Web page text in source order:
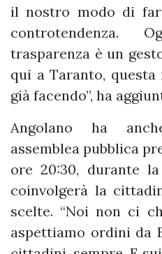
il nostro modo di
controtendenza.
trasparenza è un
qui a Taranto,
già facendo”, ha
Angolano ha
assemblea pubblica
ore 20:30, durante
coinvolgerà la
scelte. “Noi non ci
aspettiamo ordini da